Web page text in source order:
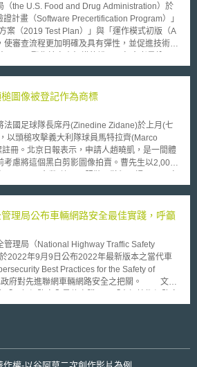
過80年的專利異議制度，將異議制度的功能整
權紛爭的方式； (2)當時的異議制度，在過程中
人之負擔且不利專利之安定性。 然而
較過去異議程序為大，尤其對於非都會區的使用
造的大學單位更不易進行運用，造成專利撤銷
來雖然短時間內專利核准數量和速度可因而提
疵的專利在市場上存在和流通的可能性，而更
者於獲得專利後已大舉進行投資，經過相當時日
才被專利廳或法院認定專利無效，將可能對事業
商業活動全球化，國際專利也透過專利高速公路
專利權安定的必要性也與日俱增。 基於
正之專利法中，重新納入了異議制度，允許任
第三人在內），在專利公告後六個月內以不符
則、不應核發專利之發明、重複核發專利、欠缺
理由，向專利廳聲明異議並進行書面審查。若
理由，將向專利權人發出撤銷理由通知，專利
圍、訂正誤記誤譯、就不明瞭記載進行釋明等不
異議程序的同時，新制也針對舉發程序進行修
關係人。 二、修正後日本專利異
the U.S. Food and Drug Administration）於
計畫（Software Precertification Program）」
案（2019 Test Plan）」與「運作模式初版（A
審查流程更加明確及具有彈性，並促進技術創
pathway）及優良評估流程（Excellence
驗證該軟體器材之確效（validation）及是否
機關得簡化上市前審查的相關查證程序，並加速
並比較兩種途徑的結果，以確保軟體預驗證審查
有效評估產品上市前所應符合的必要標準。最
未來將參酌建議調整計畫內容。
圖像被登記作為商標
國足球隊長席丹(Zinedine Zidane)於上月(七
以頭槌攻擊義大利隊球員馬特拉齊(Marco
冊。北京日報表示，申請人趙曉凱，是一間體
慮將這個黑白剪影圖像拍賣。曹先生以2,000
一百萬人民幣(125,000美元，98,000歐元、
始構思商標圖像。」。「這個圖像的識別率極
作方式，讓我可以避免侵犯這位足球明星的肖
諷刺這記頭槌的歌曲目前高居法國音樂聊天室的
同時也成為許多網路笑話、線上遊戲以及諷刺
理局公布車輛網路安全最佳實踐，呼籲
理局（National Highway Traffic Safety
2022年9月9日公布2022年最新版本之當代車
Best Practices for the Safety of
對先進聯網車輛網路安全之把關。 文件
要為公司整體組織網路安全文化與監管機制之建
司應訂定明確的網路安全評估程序，由領導階
行網路安全之風險評估及第三方公正稽核，並